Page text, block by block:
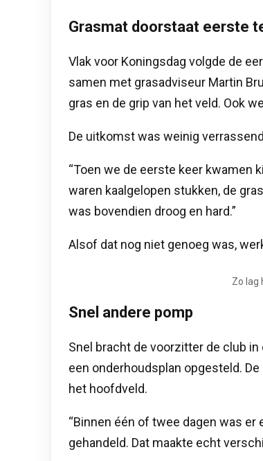
Grasmat doorstaat eerste
Vlak voor Koningsdag volgde de
samen met grasadviseur Martin
gras en de grip van het veld. Ook
De uitkomst was weinig
“Toen we de eerste keer kwamen
waren kaalgelopen stukken, de
was bovendien droog en hard.”
Alsof dat nog niet genoeg was,
Zo lag
Snel andere pomp
Snel bracht de voorzitter de club
een onderhoudsplan opgesteld.
het hoofdveld.
“Binnen één of twee dagen was er
gehandeld. Dat maakte echt